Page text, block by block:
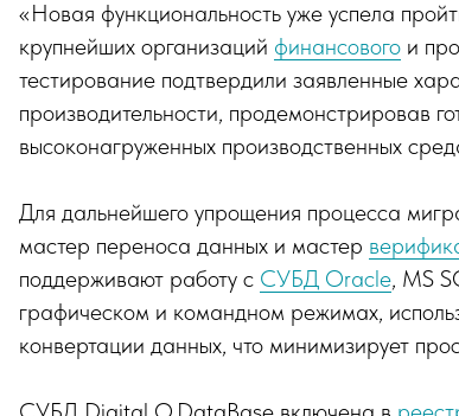
«Новая функциональность уже успела
крупнейших организаций финансового и
тестирование подтвердили заявленные
производительности, продемонстрировав
высоконагруженных производственных
Для дальнейшего упрощения процесса
мастер переноса данных и мастер
поддерживают работу с СУБД Oracle, MS
графическом и командном режимах,
конвертации данных, что минимизирует